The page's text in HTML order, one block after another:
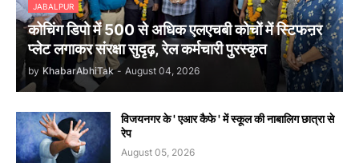
JABALPUR
कोचिंग डिपो में 500 से अधिक एलएचबी कोचों में स्टिफऩर
प्लेट लगाकर संरक्षा सुदृढ़, रेल कर्मचारी पुरस्कृत
by KhabarAbhiTak - August 04, 2026
विजयनगर के ' एआर कैफे ' में स्कूल की नाबालिग छात्रा से
रेप
August 05, 2026